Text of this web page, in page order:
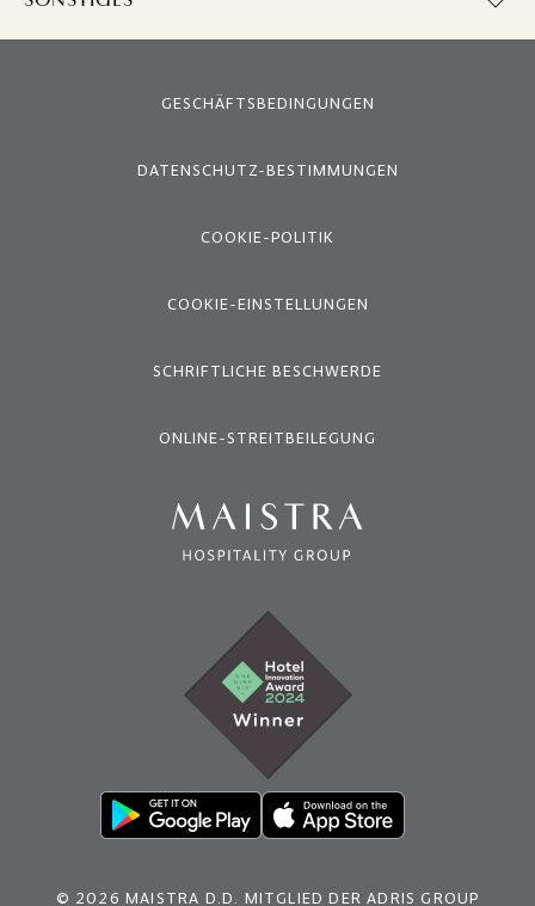
GESCHÄFTSBEDINGUNGEN
DATENSCHUTZ-BESTIMMUNGEN
COOKIE-POLITIK
COOKIE-EINSTELLUNGEN
SCHRIFTLICHE BESCHWERDE
ONLINE-STREITBEILEGUNG
© 2026 MAISTRA D.D. MITGLIED DER ADRIS GROUP